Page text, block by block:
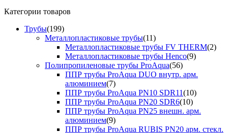
Категории товаров
Трубы(199)
Металлопластиковые трубы(11)
Металлопластиковые трубы FV THERM(2)
Металлопластиковые трубы Henco(9)
Полипропиленовые трубы ProAqua(56)
ППР трубы ProAqua DUO внутр. арм.
алюминием(7)
ППР трубы ProAqua PN10 SDR11(10)
ППР трубы ProAqua PN20 SDR6(10)
ППР трубы ProAqua PN25 внешн. арм.
алюминием(9)
ППР трубы ProAqua RUBIS PN20 арм. стекл.